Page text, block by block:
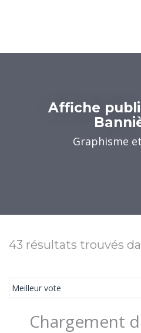
Affiche
Graphisme
43 résultats trouvés
Chargement